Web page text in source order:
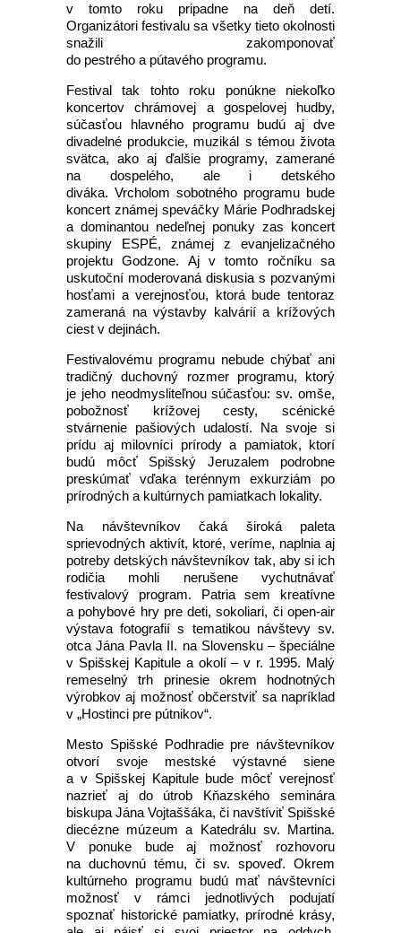
v tomto roku pripadne na deň detí.
Organizátori festivalu sa všetky tieto okolnosti
snažili zakomponovať
do pestrého a pútavého programu.
Festival tak tohto roku ponúkne niekoľko
koncertov chrámovej a gospelovej hudby,
súčasťou hlavného programu budú aj dve
divadelné produkcie, muzikál s témou života
svätca, ako aj ďalšie programy, zamerané
na dospelého, ale i detského
diváka. Vrcholom sobotného programu bude
koncert známej speváčky Márie Podhradskej
a dominantou nedeľnej ponuky zas koncert
skupiny ESPÉ, známej z evanjelizačného
projektu Godzone. Aj v tomto ročníku sa
uskutoční moderovaná diskusia s pozvanými
hosťami a verejnosťou, ktorá bude tentoraz
zameraná na výstavby kalvárií a krížových
ciest v dejinách.
Festivalovému programu nebude chýbať ani
tradičný duchovný rozmer programu, ktorý
je jeho neodmysliteľnou súčasťou: sv. omše,
pobožnosť krížovej cesty, scénické
stvárnenie pašiových udalostí. Na svoje si
prídu aj milovníci prírody a pamiatok, ktorí
budú môcť Spišský Jeruzalem podrobne
preskúmať vďaka terénnym exkurziám po
prírodných a kultúrnych pamiatkach lokality.
Na návštevníkov čaká široká paleta
sprievodných aktivít, ktoré, veríme, naplnia aj
potreby detských návštevníkov tak, aby si ich
rodičia mohli nerušene vychutnávať
festivalový program. Patria sem kreatívne
a pohybové hry pre deti, sokoliari, či open-air
výstava fotografií s tematikou návštevy sv.
otca Jána Pavla II. na Slovensku – špeciálne
v Spišskej Kapitule a okolí – v r. 1995. Malý
remeselný trh prinesie okrem hodnotných
výrobkov aj možnosť občerstviť sa napríklad
v „Hostinci pre pútnikov“.
Mesto Spišské Podhradie pre návštevníkov
otvorí svoje mestské výstavné siene
a v Spišskej Kapitule bude môcť verejnosť
nazrieť aj do útrob Kňazského seminára
biskupa Jána Vojtaššáka, či navštíviť Spišské
diecézne múzeum a Katedrálu sv. Martina.
V ponuke bude aj možnosť rozhovoru
na duchovnú tému, či sv. spoveď. Okrem
kultúrneho programu budú mať návštevníci
možnosť v rámci jednotlivých podujatí
spoznať historické pamiatky, prírodné krásy,